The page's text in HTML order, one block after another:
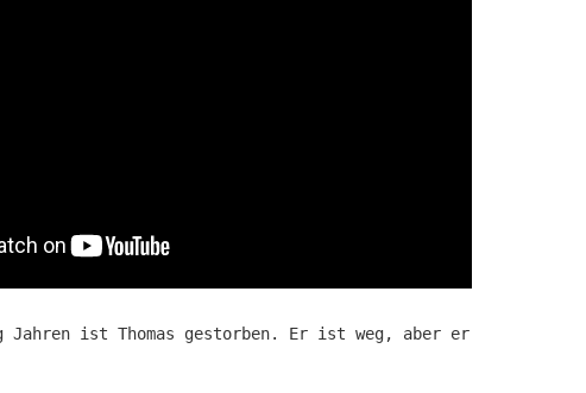
Jahren ist Thomas gestorben. Er ist weg, aber er